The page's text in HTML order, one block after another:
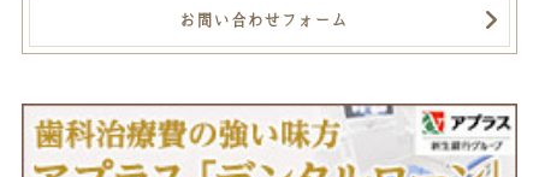
お問い合わせフォーム